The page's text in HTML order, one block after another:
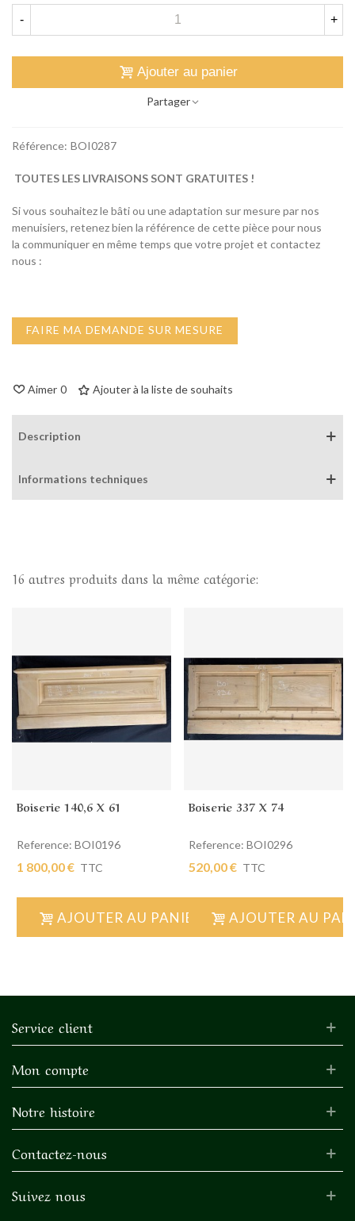
- +
Ajouter au panier
Partager
Référence: BOI0287
TOUTES LES LIVRAISONS SONT GRATUITES !
Si vous souhaitez le bâti ou une adaptation sur mesure par nos
menuisiers, retenez bien la référence de cette pièce pour nous
la communiquer en même temps que votre projet et contactez
nous :
FAIRE MA DEMANDE SUR MESURE
Aimer 0 Ajouter à la liste de souhaits
Description
Informations techniques
16 autres produits dans la même catégorie:
Boiserie 140,6 X 61
Reference: BOI0196
1 800,00 € TTC
AJOUTER AU PANIER
Boiserie 337 X 74
Reference: BOI0296
520,00 € TTC
AJOUTER AU
Service client
Mon compte
Notre histoire
Contactez-nous
Suivez nous